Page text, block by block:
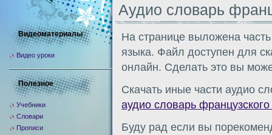
Аудио словарь
На странице выложена
языка. Файл доступен для
онлайн. Сделать это вы
Скачать иные части аудио
аудио словарь
Буду рад если вы
Видеоматериалы
Видео уроки
Полезное
Учебники
Словари
Прописи